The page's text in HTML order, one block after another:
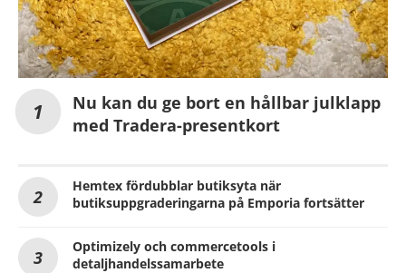
Nu kan du ge bort en hållbar julklapp
med Tradera-presentkort
Hemtex fördubblar butiksyta när
butiksuppgraderingarna på Emporia fortsätter
Optimizely och commercetools i
detaljhandelssamarbete